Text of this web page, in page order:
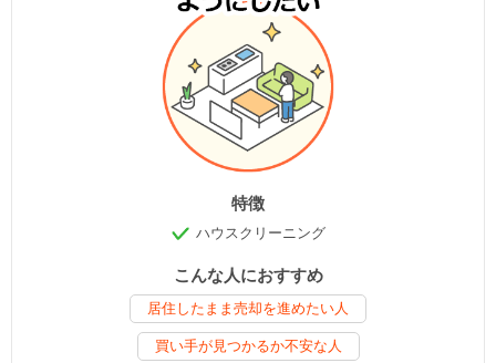
特徴
ハウスクリーニング
こんな人におすすめ
居住したまま売却を進めたい人
買い手が見つかるか不安な人